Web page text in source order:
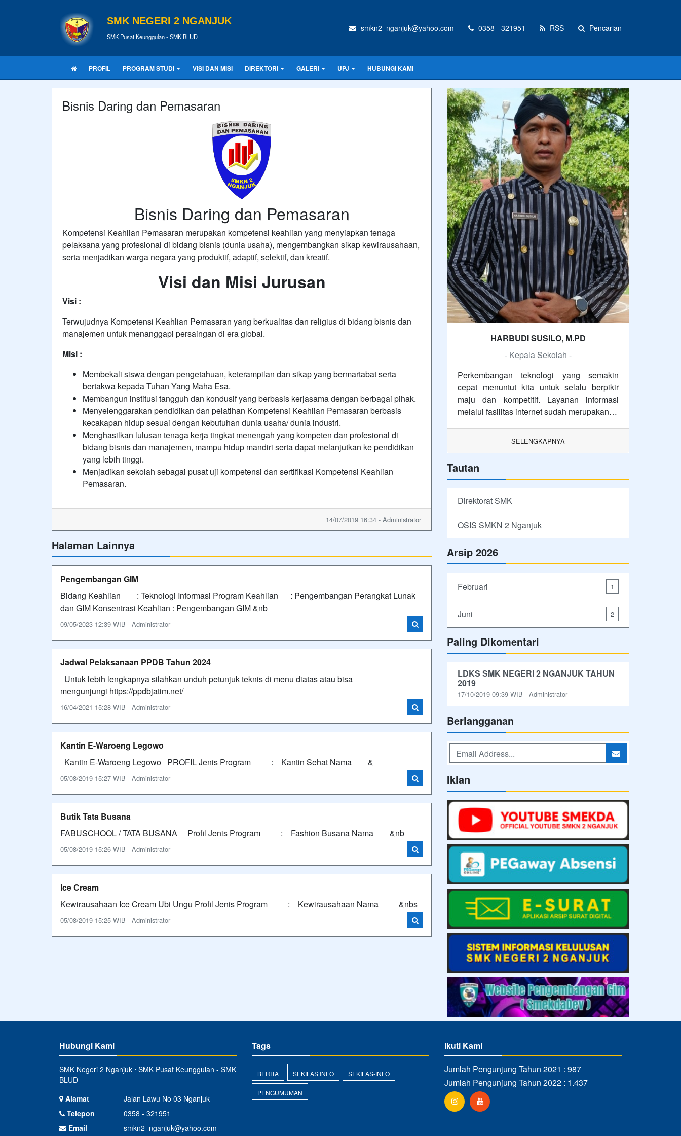
SMK NEGERI 2 NGANJUK
SMK Pusat Keunggulan - SMK BLUD
smkn2_nganjuk@yahoo.com 0358 - 321951 RSS Pencarian
PROFIL PROGRAM STUDI VISI DAN MISI DIREKTORI GALERI UPJ HUBUNGI KAMI
Bisnis Daring dan Pemasaran
Bisnis Daring dan Pemasaran
Kompetensi Keahlian Pemasaran merupakan kompetensi keahlian yang menyiapkan tenaga
pelaksana yang profesional di bidang bisnis (dunia usaha), mengembangkan sikap kewirausahaan,
serta menjadikan warga negara yang produktif, adaptif, selektif, dan kreatif.
Visi dan Misi Jurusan
Visi :
Terwujudnya Kompetensi Keahlian Pemasaran yang berkualitas dan religius di bidang bisnis dan
manajemen untuk menanggapi persaingan di era global.
Misi :
Membekali siswa dengan pengetahuan, keterampilan dan sikap yang bermartabat serta
bertakwa kepada Tuhan Yang Maha Esa.
Membangun institusi tangguh dan kondusif yang berbasis kerjasama dengan berbagai pihak.
Menyelenggarakan pendidikan dan pelatihan Kompetensi Keahlian Pemasaran berbasis
kecakapan hidup sesuai dengan kebutuhan dunia usaha/ dunia industri.
Menghasilkan lulusan tenaga kerja tingkat menengah yang kompeten dan profesional di
bidang bisnis dan manajemen, mampu hidup mandiri serta dapat melanjutkan ke pendidikan
yang lebih tinggi.
Menjadikan sekolah sebagai pusat uji kompetensi dan sertifikasi Kompetensi Keahlian
Pemasaran.
14/07/2019 16:34 - Administrator
Halaman Lainnya
Pengembangan GIM
Bidang Keahlian : Teknologi Informasi Program Keahlian : Pengembangan Perangkat Lunak
dan GIM Konsentrasi Keahlian : Pengembangan GIM &nb
09/05/2023 12:39 WIB - Administrator
Jadwal Pelaksanaan PPDB Tahun 2024
Untuk lebih lengkapnya silahkan unduh petunjuk teknis di menu diatas atau bisa
mengunjungi https://ppdbjatim.net/
16/04/2021 15:28 WIB - Administrator
Kantin E-Waroeng Legowo
Kantin E-Waroeng Legowo PROFIL Jenis Program : Kantin Sehat Nama &
05/08/2019 15:27 WIB - Administrator
Butik Tata Busana
FABUSCHOOL / TATA BUSANA Profil Jenis Program : Fashion Busana Nama &nb
05/08/2019 15:26 WIB - Administrator
Ice Cream
Kewirausahaan Ice Cream Ubi Ungu Profil Jenis Program : Kewirausahaan Nama &nbs
05/08/2019 15:25 WIB - Administrator
HARBUDI SUSILO, M.PD
- Kepala Sekolah -
Perkembangan teknologi yang semakin
cepat menuntut kita untuk selalu berpikir
maju dan kompetitif. Layanan informasi
melalui fasilitas internet sudah merupakan…
SELENGKAPNYA
Tautan
Direktorat SMK
OSIS SMKN 2 Nganjuk
Arsip 2026
Februari 1
Juni 2
Paling Dikomentari
LDKS SMK NEGERI 2 NGANJUK TAHUN
2019
17/10/2019 09:39 WIB - Administrator
Berlangganan
Iklan
Hubungi Kami
SMK Negeri 2 Nganjuk ⋅ SMK Pusat Keunggulan - SMK
BLUD
Alamat
Jalan Lawu No 03 Nganjuk
Telepon
0358 - 321951
Email
smkn2_nganjuk@yahoo.com
Tags
BERITA SEKILAS INFO SEKILAS-INFO
PENGUMUMAN
Ikuti Kami
Jumlah Pengunjung Tahun 2021 : 987
Jumlah Pengunjung Tahun 2022 : 1.437